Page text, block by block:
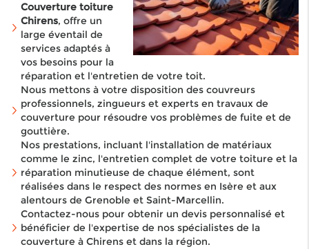
Couverture toiture
Chirens, offre un
large éventail de
services adaptés à
vos besoins pour la
réparation et l'entretien de votre toit.
Nous mettons à votre disposition des couvreurs
professionnels, zingueurs et experts en travaux de
couverture pour résoudre vos problèmes de fuite et de
gouttière.
Nos prestations, incluant l'installation de matériaux
comme le zinc, l'entretien complet de votre toiture et la
réparation minutieuse de chaque élément, sont
réalisées dans le respect des normes en Isère et aux
alentours de Grenoble et Saint-Marcellin.
Contactez-nous pour obtenir un devis personnalisé et
bénéficier de l'expertise de nos spécialistes de la
couverture à Chirens et dans la région.